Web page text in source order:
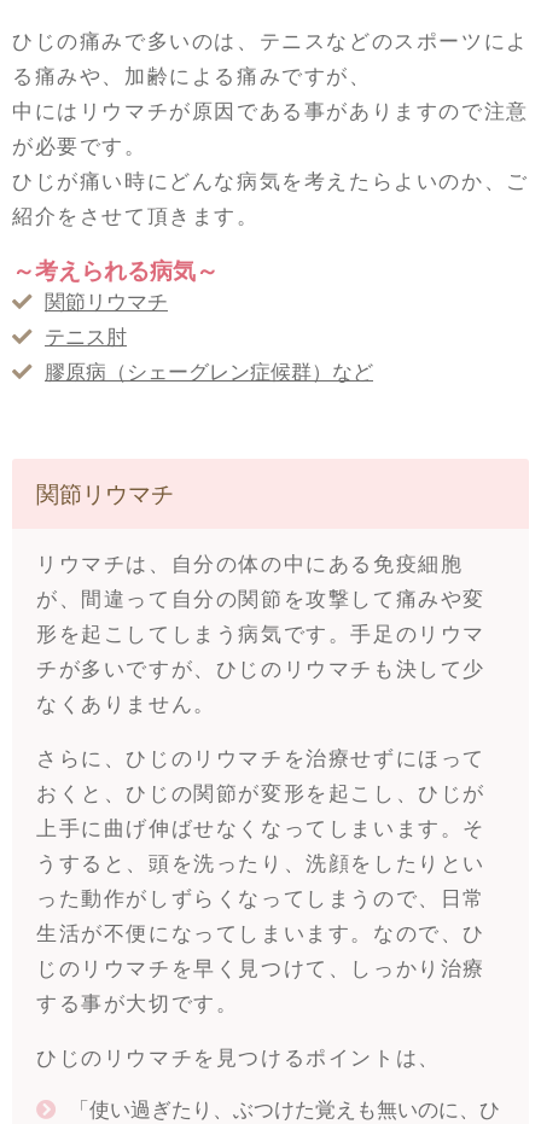
ひじの痛みで多いのは、テニスなどのスポーツによ
る痛みや、加齢による痛みですが、
中にはリウマチが原因である事がありますので注意
が必要です。
ひじが痛い時にどんな病気を考えたらよいのか、ご
紹介をさせて頂きます。
～考えられる病気～
関節リウマチ
テニス肘
膠原病（シェーグレン症候群）など
関節リウマチ
リウマチは、自分の体の中にある免疫細胞
が、間違って自分の関節を攻撃して痛みや変
形を起こしてしまう病気です。手足のリウマ
チが多いですが、ひじのリウマチも決して少
なくありません。
さらに、ひじのリウマチを治療せずにほって
おくと、ひじの関節が変形を起こし、ひじが
上手に曲げ伸ばせなくなってしまいます。そ
うすると、頭を洗ったり、洗顔をしたりとい
った動作がしずらくなってしまうので、日常
生活が不便になってしまいます。なので、ひ
じのリウマチを早く見つけて、しっかり治療
する事が大切です。
ひじのリウマチを見つけるポイントは、
「使い過ぎたり、ぶつけた覚えも無いのに、ひ